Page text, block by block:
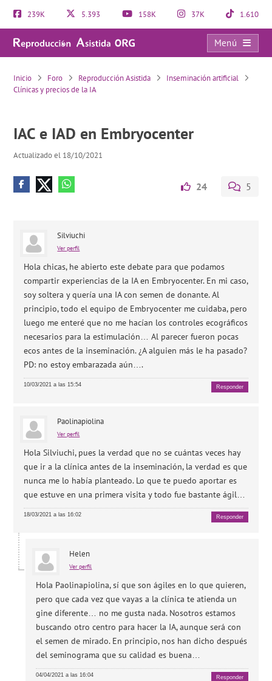
239K 5.393 158K 37K 1.610
Menú
IAC e IAD en Embryocenter
Inicio Foro Reproducción Asistida
Inseminación artificial
Clínicas y precios de la IA
IAC e IAD en Embryocenter
Actualizado el 18/10/2021
24 5
Silviuchi
Ver perfil
Hola chicas, he abierto este debate para que podamos
compartir experiencias de la IA en Embryocenter. En mi caso,
soy soltera y quería una IA con semen de donante. Al
principio, todo el equipo de Embryocenter me cuidaba, pero
luego me enteré que no me hacían los controles ecográficos
necesarios para la estimulación… Al parecer fueron pocas
ecos antes de la inseminación. ¿A alguien más le ha pasado?
PD: no estoy embarazada aún….
10/03/2021 a las 15:54 Responder
Paolinapiolina
Ver perfil
Hola Silviuchi, pues la verdad que no se cuántas veces hay
que ir a la clínica antes de la inseminación, la verdad es que
nunca me lo había planteado. Lo que te puedo aportar es
que estuve en una primera visita y todo fue bastante ágil…
18/03/2021 a las 16:02 Responder
Helen
Ver perfil
Hola Paolinapiolina, sí que son ágiles en lo que quieren,
pero que cada vez que vayas a la clínica te atienda un
gine diferente… no me gusta nada. Nosotros estamos
buscando otro centro para hacer la IA, aunque será con
el semen de mirado. En principio, nos han dicho después
del seminograma que su calidad es buena…
04/04/2021 a las 16:04 Responder